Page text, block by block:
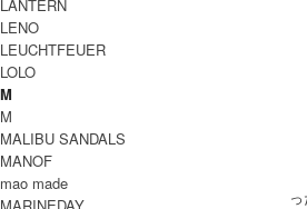
ブランド紹介
PUMA
PUMA 取り扱い商品
MODEL
MEN
(VOICE) Lサイズ着用でゆ
LANTERN
LENO
LEUCHTFEUER
LOLO
M
M
MALIBU SANDALS
MANOF
mao made